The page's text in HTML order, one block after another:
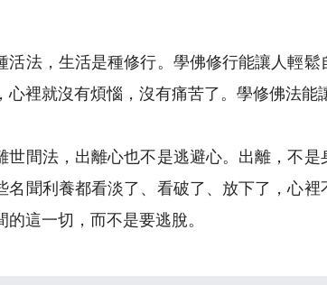
活法，生活是種修行。學佛修行能讓人輕
心裡就沒有煩惱，沒有痛苦了。學修佛法能
世間法，出離心也不是逃避心。出離，不
名聞利養都看淡了、看破了、放下了，心
的這一切，而不是要逃脫。